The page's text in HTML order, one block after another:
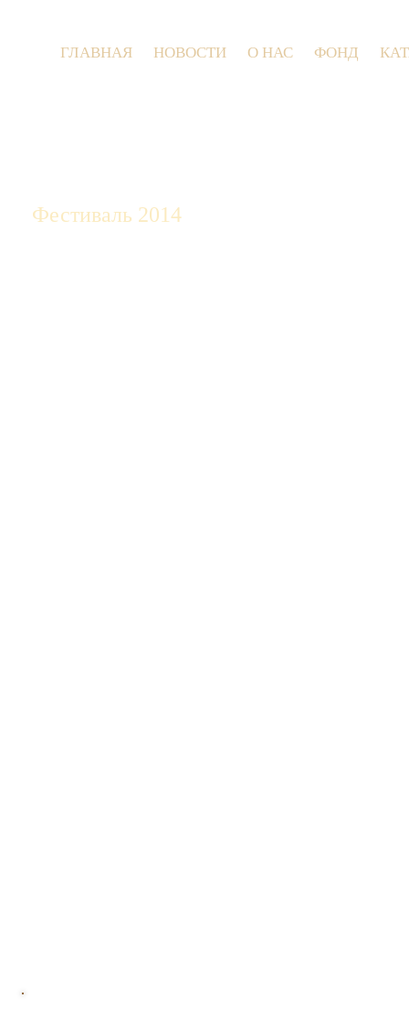
ГЛАВНАЯ НОВОСТИ О НАС ФОНД
Фестиваль 2014